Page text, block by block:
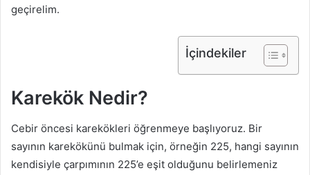
geçirelim.
İçindekiler
Karekök Nedir?
Cebir öncesi karekökleri öğrenmeye başlıyoruz. Bir
sayının karekökünü bulmak için, örneğin 225, hangi sayının
kendisiyle çarpımının 225’e eşit olduğunu belirlemeniz